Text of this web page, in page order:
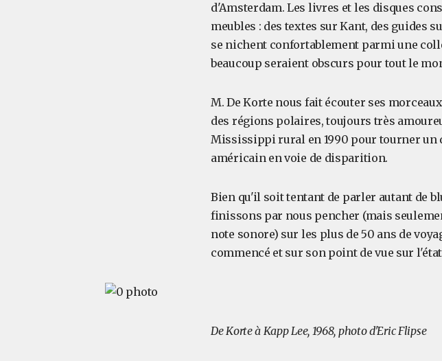
d'Amsterdam. Les livres et les disques
meubles : des textes sur Kant, des guides
se nichent confortablement parmi une
beaucoup seraient obscurs pour tout le
M. De Korte nous fait écouter ses
des régions polaires, toujours très
Mississippi rural en 1990 pour tourner un
américain en voie de disparition.
Bien qu'il soit tentant de parler autant de
finissons par nous pencher (mais
note sonore) sur les plus de 50 ans de
commencé et sur son point de vue sur
De Korte à Kapp Lee, 1968, photo d'Eric Flipse